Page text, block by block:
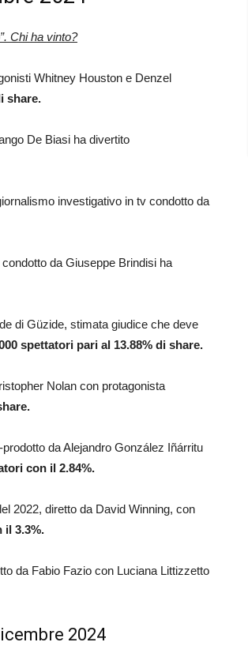
Chi ha vinto?
Whitney Houston e Denzel
share.
De Biasi ha divertito
investigativo in tv condotto da
da Giuseppe Brindisi ha
di Güzide, stimata giudice che deve
spettatori pari al 13.88% di share.
Nolan con protagonista
da Alejandro González Iñárritu
con il 2.84%.
2022, diretto da David Winning, con
il 3.3%.
da Fabio Fazio con Luciana Littizzetto
2024